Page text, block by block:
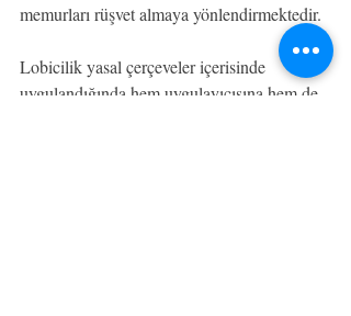
memurları rüşvet almaya yönlendirmektedir.
Lobicilik yasal çerçeveler içerisinde
uygulandığında hem uygulayıcısına hem de